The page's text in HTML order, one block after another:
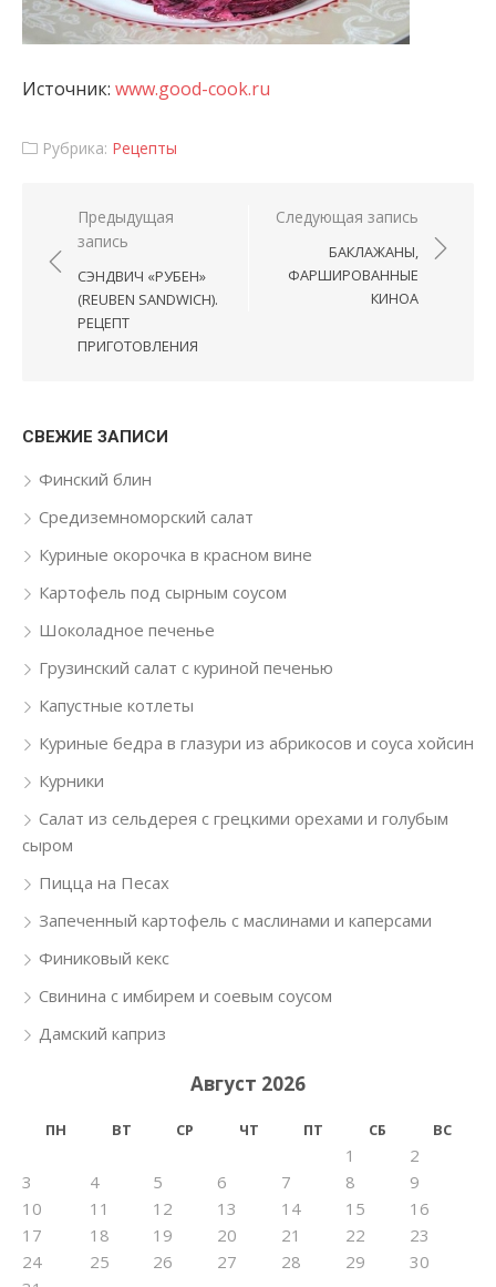
Источник: www.good-cook.ru
Рубрика: Рецепты
Навигация по записям
Предыдущая
запись
СЭНДВИЧ «РУБЕН»
(REUBEN SANDWICH).
РЕЦЕПТ
ПРИГОТОВЛЕНИЯ
Следующая запись
БАКЛАЖАНЫ,
ФАРШИРОВАННЫЕ
КИНОА
СВЕЖИЕ ЗАПИСИ
Финский блин
Средиземноморский салат
Куриные окорочка в красном вине
Картофель под сырным соусом
Шоколадное печенье
Грузинский салат с куриной печенью
Капустные котлеты
Куриные бедра в глазури из абрикосов и соуса хойсин
Курники
Салат из сельдерея с грецкими орехами и голубым
сыром
Пицца на Песах
Запеченный картофель с маслинами и каперсами
Финиковый кекс
Свинина с имбирем и соевым соусом
Дамский каприз
Август 2026
ПН ВТ СР ЧТ ПТ СБ ВС
1
2
3
4 5 6 7 8
9
10
11 12 13 14 15
16
17
18 19 20 21 22
23
24
25 26 27 28 29
30